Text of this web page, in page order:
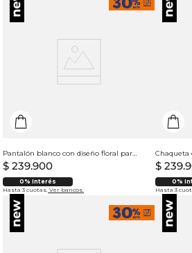
Pantalón blanco con diseño floral para mujer
$ 239.900
0% Interés
Hasta 3 cuotas. Ver bancos.
Chaqueta
$ 239.
0%
Hasta 3